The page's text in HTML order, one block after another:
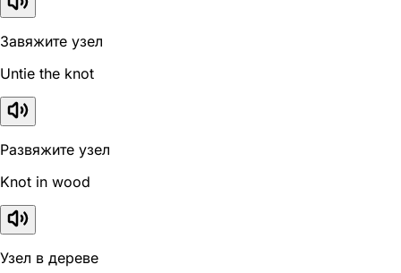
Завяжите узел
Untie the knot
Развяжите узел
Knot in wood
Узел в дереве